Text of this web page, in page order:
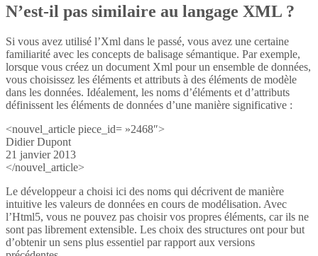
N’est-il pas similaire au langage XML ?
Si vous avez utilisé l’Xml dans le passé, vous avez une certaine
familiarité avec les concepts de balisage sémantique. Par exemple,
lorsque vous créez un document Xml pour un ensemble de données,
vous choisissez les éléments et attributs à des éléments de modèle
dans les données. Idéalement, les noms d’éléments et d’attributs
définissent les éléments de données d’une manière significative :
<nouvel_article piece_id= »2468″>
Didier Dupont
21 janvier 2013
</nouvel_article>
Le développeur a choisi ici des noms qui décrivent de manière
intuitive les valeurs de données en cours de modélisation. Avec
l’Html5, vous ne pouvez pas choisir vos propres éléments, car ils ne
sont pas librement extensible. Les choix des structures ont pour but
d’obtenir un sens plus essentiel par rapport aux versions